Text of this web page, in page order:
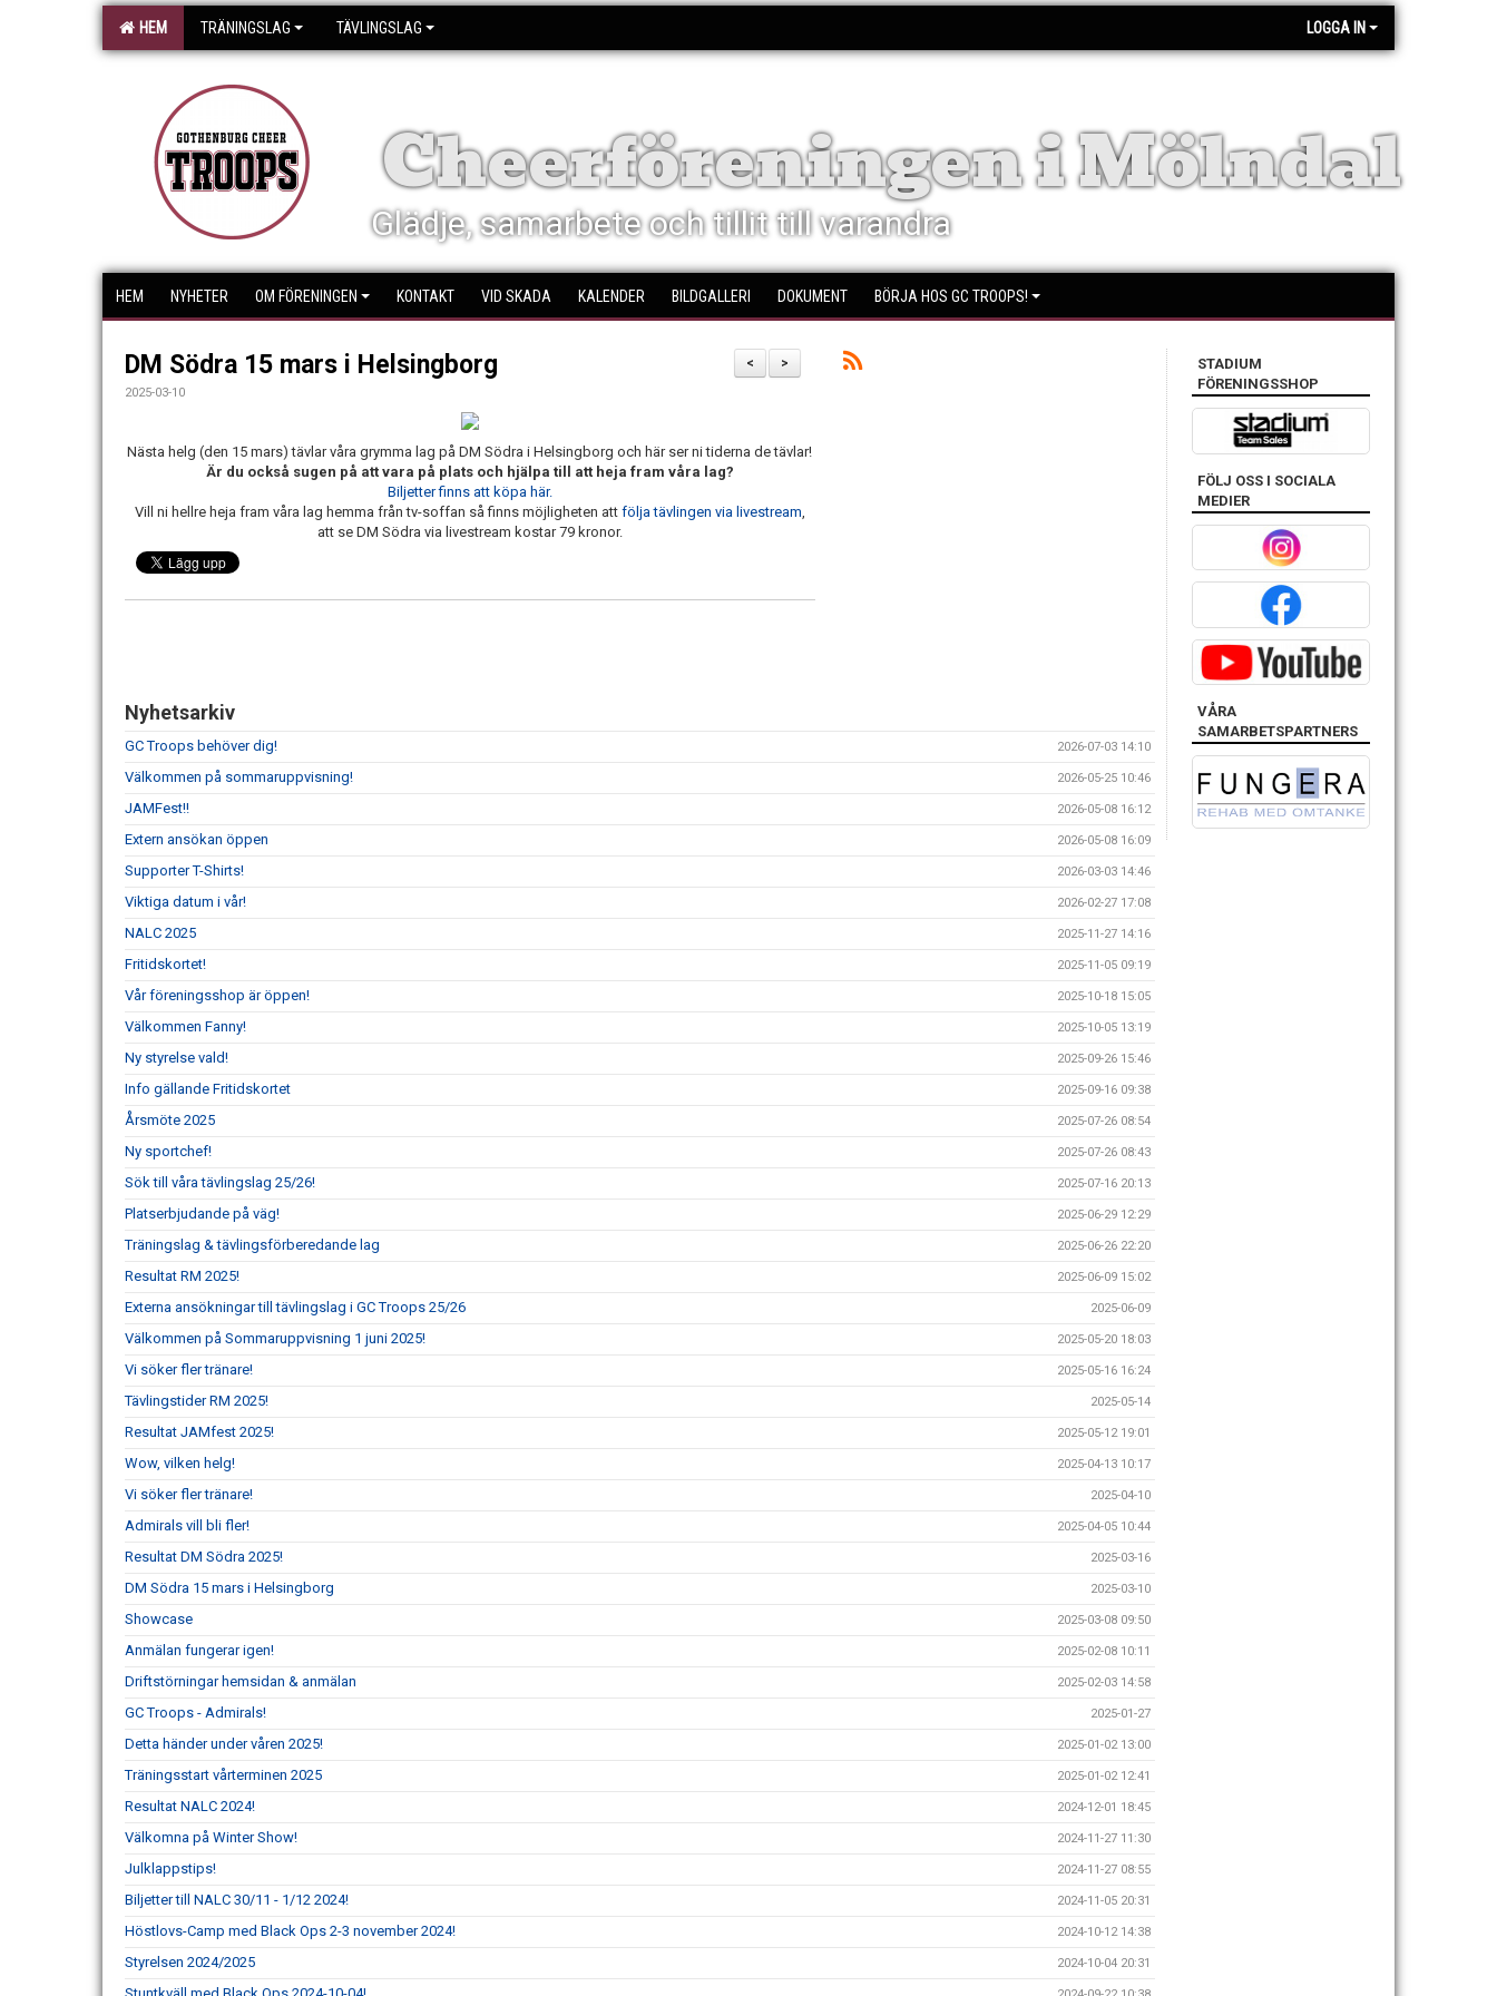
HEM TRÄNINGSLAG TÄVLINGSLAG LOGGA IN
Cheerföreningen i Mölndal
Glädje, samarbete och tillit till varandra
HEM NYHETER OM FÖRENINGEN KONTAKT VID SKADA KALENDER BILDGALLERI DOKUMENT BÖRJA HOS GC TROOPS!
>
<
DM Södra 15 mars i Helsingborg
2025-03-10
Nästa helg (den 15 mars) tävlar våra grymma lag på DM Södra i Helsingborg och här ser ni tiderna de tävlar!
Är du också sugen på att vara på plats och hjälpa till att heja fram våra lag?
Biljetter finns att köpa här.
Vill ni hellre heja fram våra lag hemma från tv-soffan så finns möjligheten att följa tävlingen via livestream,
att se DM Södra via livestream kostar 79 kronor.
Nyhetsarkiv
GC Troops behöver dig! 2026-07-03 14:10
Välkommen på sommaruppvisning! 2026-05-25 10:46
JAMFest!! 2026-05-08 16:12
Extern ansökan öppen 2026-05-08 16:09
Supporter T-Shirts! 2026-03-03 14:46
Viktiga datum i vår! 2026-02-27 17:08
NALC 2025 2025-11-27 14:16
Fritidskortet! 2025-11-05 09:19
Vår föreningsshop är öppen! 2025-10-18 15:05
Välkommen Fanny! 2025-10-05 13:19
Ny styrelse vald! 2025-09-26 15:46
Info gällande Fritidskortet 2025-09-16 09:38
Årsmöte 2025 2025-07-26 08:54
Ny sportchef! 2025-07-26 08:43
Sök till våra tävlingslag 25/26! 2025-07-16 20:13
Platserbjudande på väg! 2025-06-29 12:29
Träningslag & tävlingsförberedande lag 2025-06-26 22:20
Resultat RM 2025! 2025-06-09 15:02
Externa ansökningar till tävlingslag i GC Troops 25/26 2025-06-09
Välkommen på Sommaruppvisning 1 juni 2025! 2025-05-20 18:03
Vi söker fler tränare! 2025-05-16 16:24
Tävlingstider RM 2025! 2025-05-14
Resultat JAMfest 2025! 2025-05-12 19:01
Wow, vilken helg! 2025-04-13 10:17
Vi söker fler tränare! 2025-04-10
Admirals vill bli fler! 2025-04-05 10:44
Resultat DM Södra 2025! 2025-03-16
DM Södra 15 mars i Helsingborg 2025-03-10
Showcase 2025-03-08 09:50
Anmälan fungerar igen! 2025-02-08 10:11
Driftstörningar hemsidan & anmälan 2025-02-03 14:58
GC Troops - Admirals! 2025-01-27
Detta händer under våren 2025! 2025-01-02 13:00
Träningsstart vårterminen 2025 2025-01-02 12:41
Resultat NALC 2024! 2024-12-01 18:45
Välkomna på Winter Show! 2024-11-27 11:30
Julklappstips! 2024-11-27 08:55
Biljetter till NALC 30/11 - 1/12 2024! 2024-11-05 20:31
Höstlovs-Camp med Black Ops 2-3 november 2024! 2024-10-12 14:38
Styrelsen 2024/2025 2024-10-04 20:31
STADIUM
FÖRENINGSSHOP
FÖLJ OSS I SOCIALA
MEDIER
VÅRA
SAMARBETSPARTNERS